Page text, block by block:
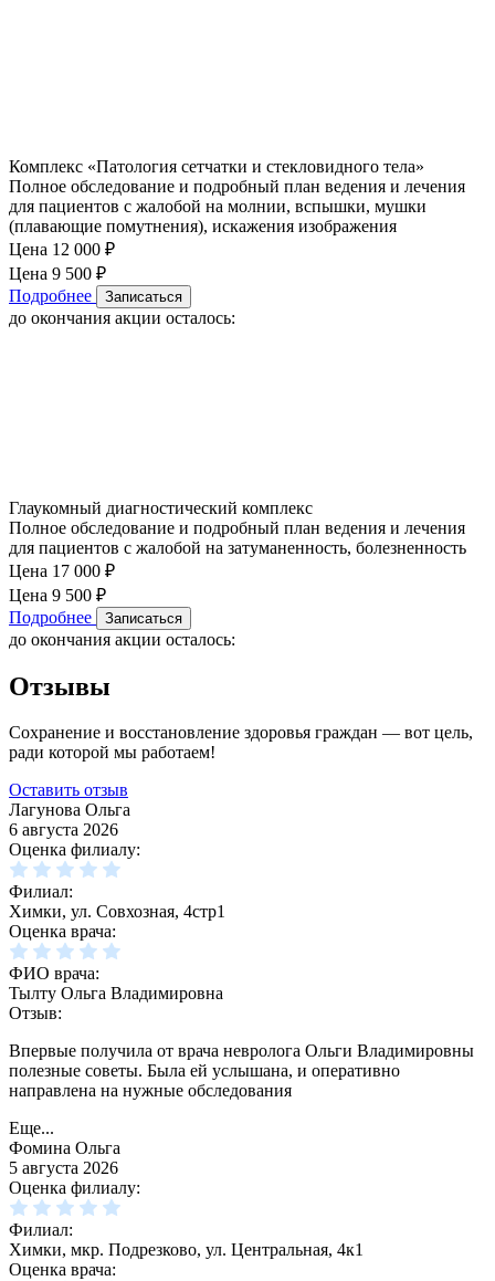
Комплекс «Патология сетчатки и стекловидного тела»
Полное обследование и подробный план ведения и лечения
для пациентов с жалобой на молнии, вспышки, мушки
(плавающие помутнения), искажения изображения
Цена 12 000 ₽
Цена 9 500 ₽
Подробнее
Записаться
до окончания акции осталось:
Глаукомный диагностический комплекс
Полное обследование и подробный план ведения и лечения
для пациентов с жалобой на затуманенность, болезненность
Цена 17 000 ₽
Цена 9 500 ₽
Подробнее
Записаться
до окончания акции осталось:
Отзывы
Сохранение и восстановление здоровья граждан — вот цель,
ради которой мы работаем!
Оставить отзыв
Лагунова Ольга
6 августа 2026
Оценка филиалу:
Филиал:
Химки, ул. Совхозная, 4стр1
Оценка врача:
ФИО врача:
Тылту Ольга Владимировна
Отзыв:
Впервые получила от врача невролога Ольги Владимировны
полезные советы. Была ей услышана, и оперативно
направлена на нужные обследования
Еще...
Фомина Ольга
5 августа 2026
Оценка филиалу:
Филиал:
Химки, мкр. Подрезково, ул. Центральная, 4к1
Оценка врача: